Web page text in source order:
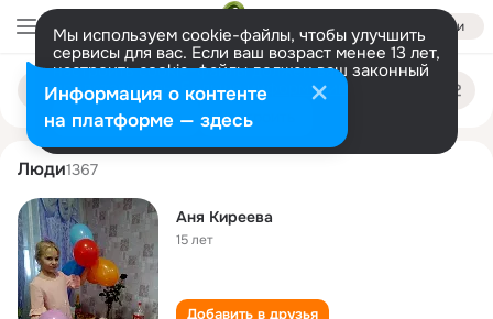
Войти
Мы используем cookie-файлы, чтобы улучшить
сервисы для вас. Если ваш возраст менее 13 лет,
настроить cookie-файлы должен ваш законный
представитель. Больше информации
Разрешить все Настроить
Поиск
людям
anya kireeva
Люди1367
Аня Киреева
15 лет
Добавить в друзья
Информация о контенте
на платформе — здесь